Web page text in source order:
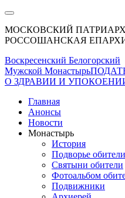
МОСКОВСКИЙ
РОССОШАНСКАЯ
Воскресенский Белогорский
Мужской Монастырь
О ЗДРАВИИ И
Главная
Анонсы
Новости
Монастырь
История
Подворье обители
Святыни обители
Фотоальбом
Подвижники